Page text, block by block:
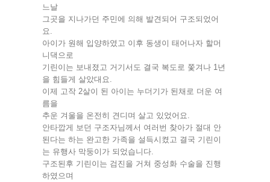
느날
그곳을 지나가던 주민에 의해 발견되어 구조되었어
요.
아이가 원해 입양하였고 이후 동생이 태어나자 할머
니댁으로
기린이는 보내졌고 거기서도 결국 복도로 쫓겨나 1년
을 힘들게 살았대요.
이제 고작 2살이 된 아이는 누더기가 된채로 더운 여
름을
추운 겨울을 온전히 견디며 살고 있었어요.
안타깝게 보던 구조자님께서 여러번 찾아가 절대 안
된다는 하는 완고한 가족을 설득시켰고 결국 기린이
는 유행사 막둥이가 되었습니다.
구조된후 기린이는 검진을 거쳐 중성화 수술을 진행
하였으며